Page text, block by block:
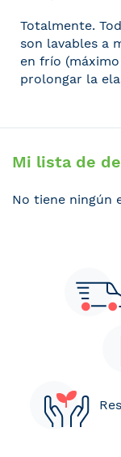
Totalmente.
son lavables a
en frío
prolongar la
Mi lista de
No tiene ningún